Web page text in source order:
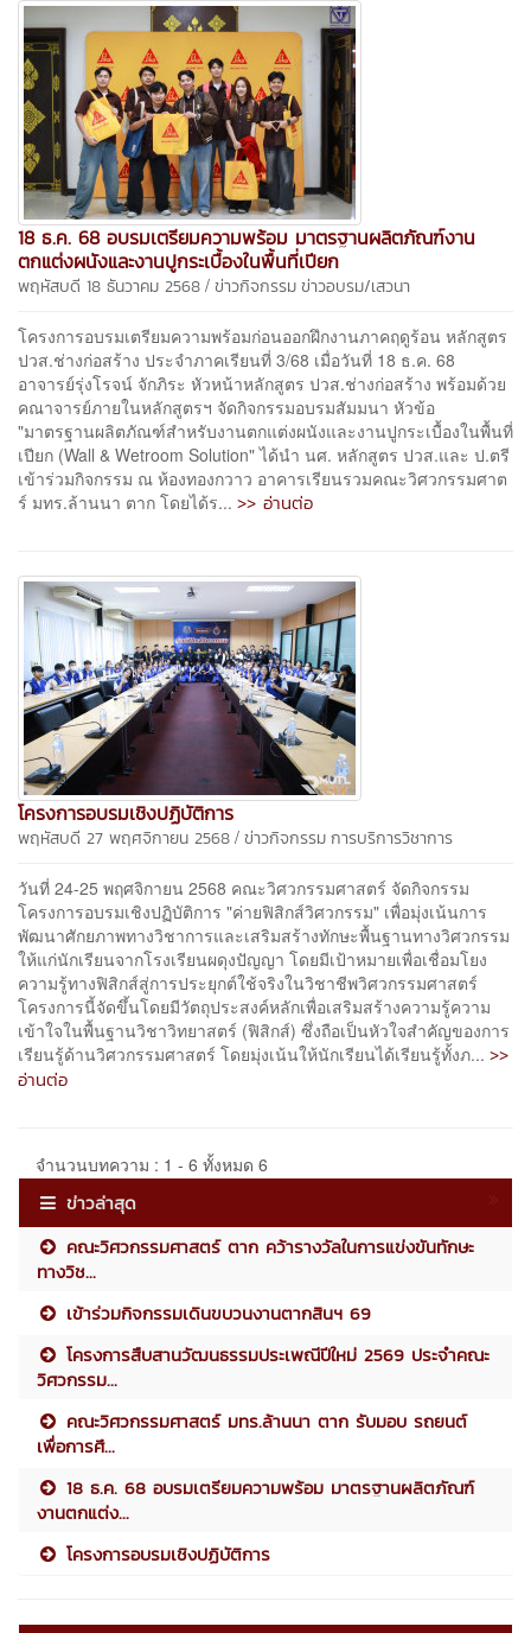
18 ธ.ค. 68 อบรมเตรียมความพร้อม มาตรฐานผลิตภัณฑ์งาน
ตกแต่งผนังและงานปูกระเบื้องในพื้นที่เปียก
พฤหัสบดี 18 ธันวาคม 2568 / ข่าวกิจกรรมข่าวอบรม/เสวนา
โครงการอบรมเตรียมความพร้อมก่อนออกฝึกงานภาคฤดูร้อน หลักสูตร
ปวส.ช่างก่อสร้าง ประจำภาคเรียนที่ 3/68 เมื่อวันที่ 18 ธ.ค. 68
อาจารย์รุ่งโรจน์ จักภิระ หัวหน้าหลักสูตร ปวส.ช่างก่อสร้าง พร้อมด้วย
คณาจารย์ภายในหลักสูตรฯ จัดกิจกรรมอบรมสัมมนา หัวข้อ
"มาตรฐานผลิตภัณฑ์สำหรับงานตกแต่งผนังและงานปูกระเบื้องในพื้นที่
เปียก (Wall & Wetroom Solution" ได้นำ นศ. หลักสูตร ปวส.และ ป.ตรี
เข้าร่วมกิจกรรม ณ ห้องทองกวาว อาคารเรียนรวมคณะวิศวกรรมศาต
ร์ มทร.ล้านนา ตาก โดยได้ร... >> อ่านต่อ
โครงการอบรมเชิงปฏิบัติการ
พฤหัสบดี 27 พฤศจิกายน 2568 / ข่าวกิจกรรมการบริการวิชาการ
วันที่ 24-25 พฤศจิกายน 2568 คณะวิศวกรรมศาสตร์ จัดกิจกรรม
โครงการอบรมเชิงปฏิบัติการ "ค่ายฟิสิกส์วิศวกรรม" เพื่อมุ่งเน้นการ
พัฒนาศักยภาพทางวิชาการและเสริมสร้างทักษะพื้นฐานทางวิศวกรรม
ให้แก่นักเรียนจากโรงเรียนผดุงปัญญา โดยมีเป้าหมายเพื่อเชื่อมโยง
ความรู้ทางฟิสิกส์สู่การประยุกต์ใช้จริงในวิชาชีพวิศวกรรมศาสตร์
โครงการนี้จัดขึ้นโดยมีวัตถุประสงค์หลักเพื่อเสริมสร้างความรู้ความ
เข้าใจในพื้นฐานวิชาวิทยาสตร์ (ฟิสิกส์) ซึ่งถือเป็นหัวใจสำคัญของการ
เรียนรู้ด้านวิศวกรรมศาสตร์ โดยมุ่งเน้นให้นักเรียนได้เรียนรู้ทั้งภ... >>
อ่านต่อ
จำนวนบทความ : 1 - 6 ทั้งหมด 6
ข่าวล่าสุด
คณะวิศวกรรมศาสตร์ ตาก คว้ารางวัลในการแข่งขันทักษะ
ทางวิช...
เข้าร่วมกิจกรรมเดินขบวนงานตากสินฯ 69
โครงการสืบสานวัฒนธรรมประเพณีปีใหม่ 2569 ประจำคณะ
วิศวกรรม...
คณะวิศวกรรมศาสตร์ มทร.ล้านนา ตาก รับมอบ รถยนต์
เพื่อการศึ...
18 ธ.ค. 68 อบรมเตรียมความพร้อม มาตรฐานผลิตภัณฑ์
งานตกแต่ง...
โครงการอบรมเชิงปฏิบัติการ